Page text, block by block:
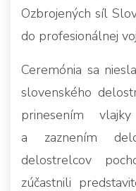
Ozbrojených síl
do profesionálnej
Ceremónia sa
slovenského
prinesením
a zaznením
delostrelcov
zúčastnili